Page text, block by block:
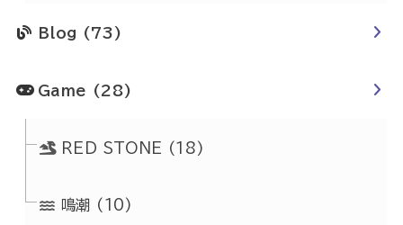
Blog (73)
Game (28)
RED STONE (18)
鳴潮 (10)